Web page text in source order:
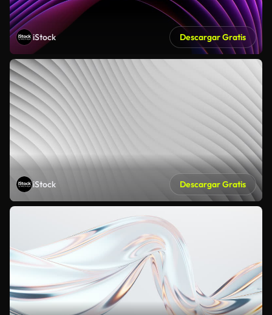
iStock Descargar Gratis
iStock Descargar Gratis